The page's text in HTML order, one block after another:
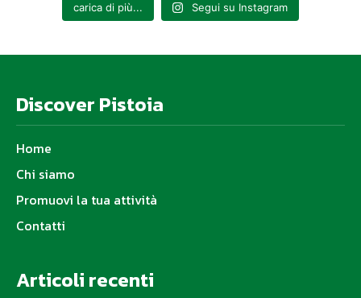
carica di più... Segui su Instagram
Discover Pistoia
Home
Chi siamo
Promuovi la tua attività
Contatti
Articoli recenti